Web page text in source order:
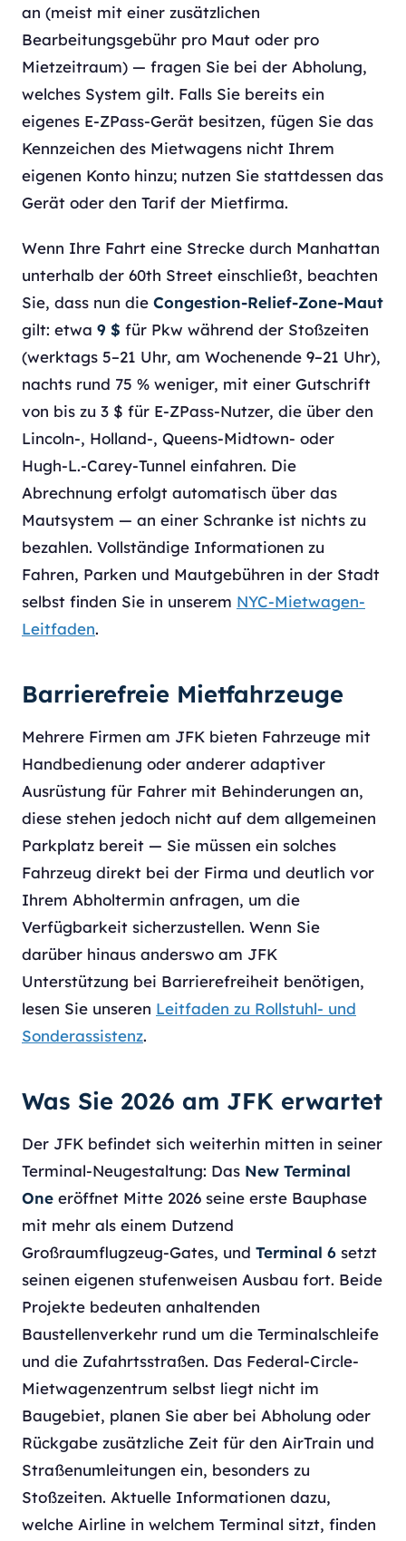
an (meist mit einer zusätzlichen
Bearbeitungsgebühr pro Maut oder pro
Mietzeitraum) — fragen Sie bei der Abholung,
welches System gilt. Falls Sie bereits ein
eigenes E-ZPass-Gerät besitzen, fügen Sie das
Kennzeichen des Mietwagens nicht Ihrem
eigenen Konto hinzu; nutzen Sie stattdessen das
Gerät oder den Tarif der Mietfirma.
Wenn Ihre Fahrt eine Strecke durch Manhattan
unterhalb der 60th Street einschließt, beachten
Sie, dass nun die Congestion-Relief-Zone-Maut
gilt: etwa 9 $ für Pkw während der Stoßzeiten
(werktags 5–21 Uhr, am Wochenende 9–21 Uhr),
nachts rund 75 % weniger, mit einer Gutschrift
von bis zu 3 $ für E-ZPass-Nutzer, die über den
Lincoln-, Holland-, Queens-Midtown- oder
Hugh-L.-Carey-Tunnel einfahren. Die
Abrechnung erfolgt automatisch über das
Mautsystem — an einer Schranke ist nichts zu
bezahlen. Vollständige Informationen zu
Fahren, Parken und Mautgebühren in der Stadt
selbst finden Sie in unserem NYC-Mietwagen-
Leitfaden.
Barrierefreie Mietfahrzeuge
Mehrere Firmen am JFK bieten Fahrzeuge mit
Handbedienung oder anderer adaptiver
Ausrüstung für Fahrer mit Behinderungen an,
diese stehen jedoch nicht auf dem allgemeinen
Parkplatz bereit — Sie müssen ein solches
Fahrzeug direkt bei der Firma und deutlich vor
Ihrem Abholtermin anfragen, um die
Verfügbarkeit sicherzustellen. Wenn Sie
darüber hinaus anderswo am JFK
Unterstützung bei Barrierefreiheit benötigen,
lesen Sie unseren Leitfaden zu Rollstuhl- und
Sonderassistenz.
Was Sie 2026 am JFK erwartet
Der JFK befindet sich weiterhin mitten in seiner
Terminal-Neugestaltung: Das New Terminal
One eröffnet Mitte 2026 seine erste Bauphase
mit mehr als einem Dutzend
Großraumflugzeug-Gates, und Terminal 6 setzt
seinen eigenen stufenweisen Ausbau fort. Beide
Projekte bedeuten anhaltenden
Baustellenverkehr rund um die Terminalschleife
und die Zufahrtsstraßen. Das Federal-Circle-
Mietwagenzentrum selbst liegt nicht im
Baugebiet, planen Sie aber bei Abholung oder
Rückgabe zusätzliche Zeit für den AirTrain und
Straßenumleitungen ein, besonders zu
Stoßzeiten. Aktuelle Informationen dazu,
welche Airline in welchem Terminal sitzt, finden